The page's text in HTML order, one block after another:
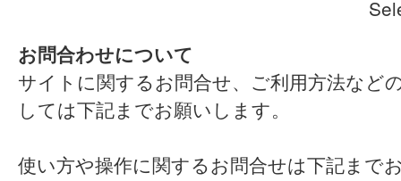
お問合わせについて
サイトに関するお問合せ、ご利用方法など
しては下記までお願いします。
使い方や操作に関するお問合せは下記まで